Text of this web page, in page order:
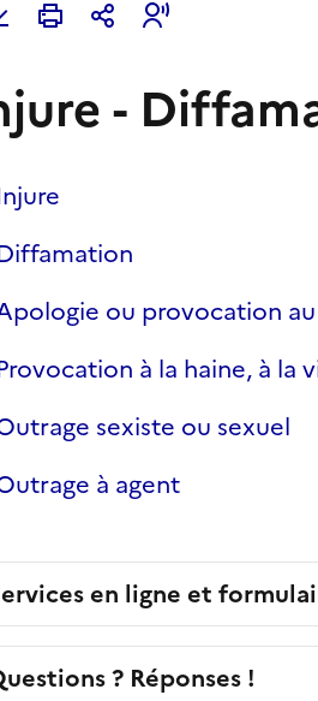
-
ou provocation
à la haine, à la
sexiste ou sexuel
à agent
en ligne et
? Réponses !